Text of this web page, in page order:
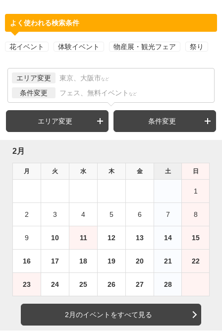
よく使われる検索条件
花イベント 体験イベント 物産展・観光フェア 祭り
エリア変更 東京、大阪市 など
条件変更 フェス、無料イベント など
エリア変更 条件変更
2月
月 火 水 木 金 土 日
1
2 3 4 5 6 7 8
9 10 11 12 13 14 15
16 17 18 19 20 21 22
23 24 25 26 27 28
2月のイベントをすべて見る